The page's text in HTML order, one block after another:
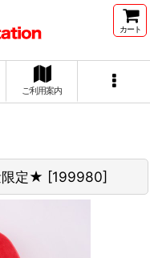
カート
ご利用案内
限定★ [199980]